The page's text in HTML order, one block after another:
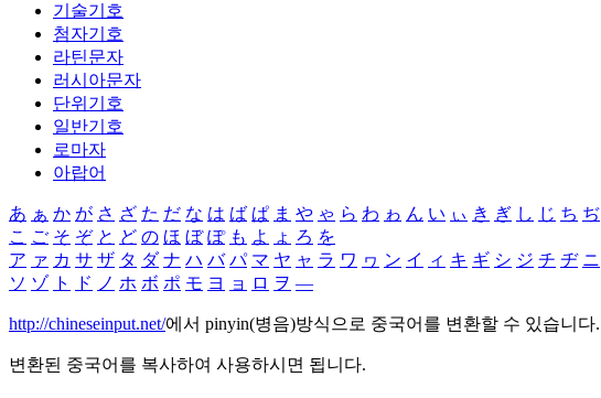
기술기호
첨자기호
라틴문자
러시아문자
단위기호
일반기호
로마자
아랍어
あ ぁ か が さ ざ た だ な は ば ぱ ま や ゃ ら わ ゎ ん い ぃ き ぎ し じ ち ぢ
こ ご そ ぞ と ど の ほ ぼ ぽ も よ ょ ろ を
ア ァ カ サ ザ タ ダ ナ ハ バ パ マ ヤ ャ ラ ワ ヮ ン イ ィ キ ギ シ ジ チ ヂ ニ
ソ ゾ ト ド ノ ホ ボ ポ モ ヨ ョ ロ ヲ ―
http://chineseinput.net/에서 pinyin(병음)방식으로 중국어를 변환할 수 있습니다.
변환된 중국어를 복사하여 사용하시면 됩니다.